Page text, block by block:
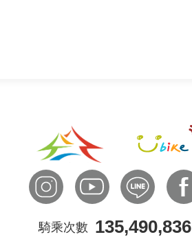
騎乘次數 135,490,836